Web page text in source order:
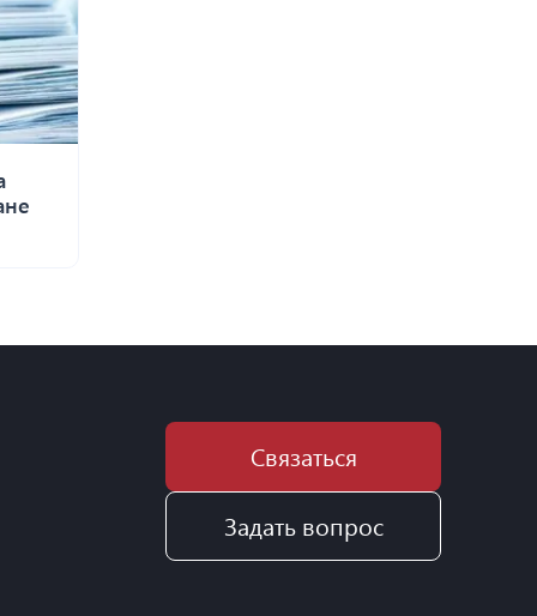
Связаться
Задать вопрос